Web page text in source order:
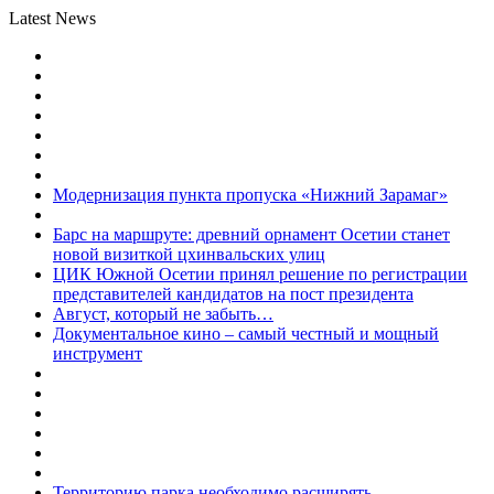
Latest News
Модернизация пункта пропуска «Нижний Зарамаг»
Барс на маршруте: древний орнамент Осетии станет
новой визиткой цхинвальских улиц
ЦИК Южной Осетии принял решение по регистрации
представителей кандидатов на пост президента
Август, который не забыть…
Документальное кино – самый честный и мощный
инструмент